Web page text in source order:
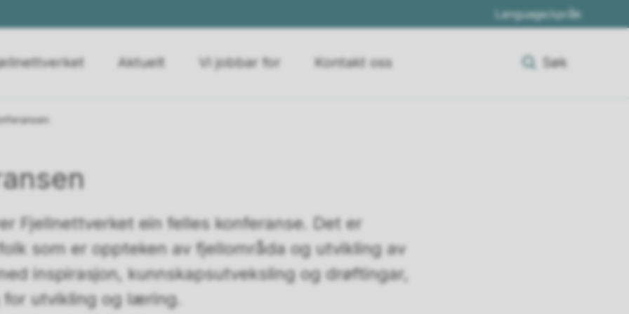
Language/språk
Aktuelt Vi jobbar for Kontakt oss Søk
Fjellnettverket ein felles konferanse. Det er
som er oppteken av fjellområda og utvikling av
inspirasjon, kunnskapsutveksling og drøftingar,
utvikling og læring.